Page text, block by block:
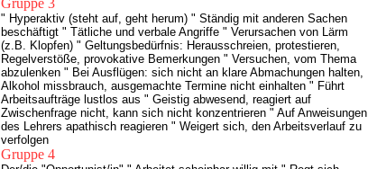
Gruppe 3
" Hyperaktiv (steht auf, geht herum) " Ständig mit anderen Sachen
beschäftigt " Tätliche und verbale Angriffe " Verursachen von Lärm
(z.B. Klopfen) " Geltungsbedürfnis: Herausschreien, protestieren,
Regelverstöße, provokative Bemerkungen " Versuchen, vom Thema
abzulenken " Bei Ausflügen: sich nicht an klare Abmachungen halten,
Alkohol missbrauch, ausgemachte Termine nicht einhalten " Führt
Arbeitsaufträge lustlos aus " Geistig abwesend, reagiert auf
Zwischenfrage nicht, kann sich nicht konzentrieren " Auf Anweisungen
des Lehrers apathisch reagieren " Weigert sich, den Arbeitsverlauf zu
verfolgen
Gruppe 4